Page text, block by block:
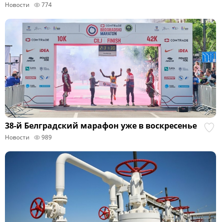
Новости 774
38-й Белградский марафон уже в воскресенье
Новости 989